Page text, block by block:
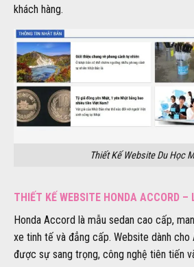
khách hàng.
Thiết Kế Website Du Học
THIẾT KẾ WEBSITE HONDA ACCORD
Honda Accord là mẫu sedan cao cấp,
xe tinh tế và đẳng cấp. Website dành
được sự sang trọng, công nghệ tiên tiến